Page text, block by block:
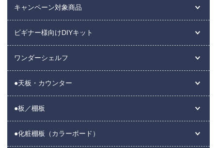
キャンペーン対象商品
ビギナー様向けDIYキット
ワンダーシェルフ
●天板・カウンター
●板／棚板
●化粧棚板（カラーボード）